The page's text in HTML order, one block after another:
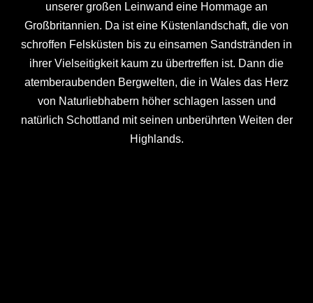
unserer großen Leinwand eine Hommage an
Großbritannien. Da ist eine Küstenlandschaft, die von
schroffen Felsküsten bis zu einsamen Sandstränden in
ihrer Vielseitigkeit kaum zu übertreffen ist. Dann die
atemberaubenden Bergwelten, die in Wales das Herz
von Naturliebhabern höher schlagen lassen und
natürlich Schottland mit seinen unberührten Weiten der
Highlands.